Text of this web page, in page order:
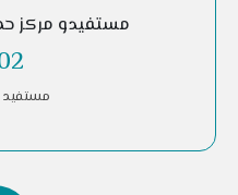
مستفيدو مركز